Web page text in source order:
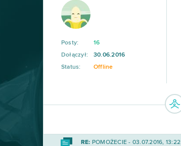
Posty:
16
Dołączył:
30.06.2016
Status:
Offline
RE: POMOŻECIE - 03.07.2016, 13:22